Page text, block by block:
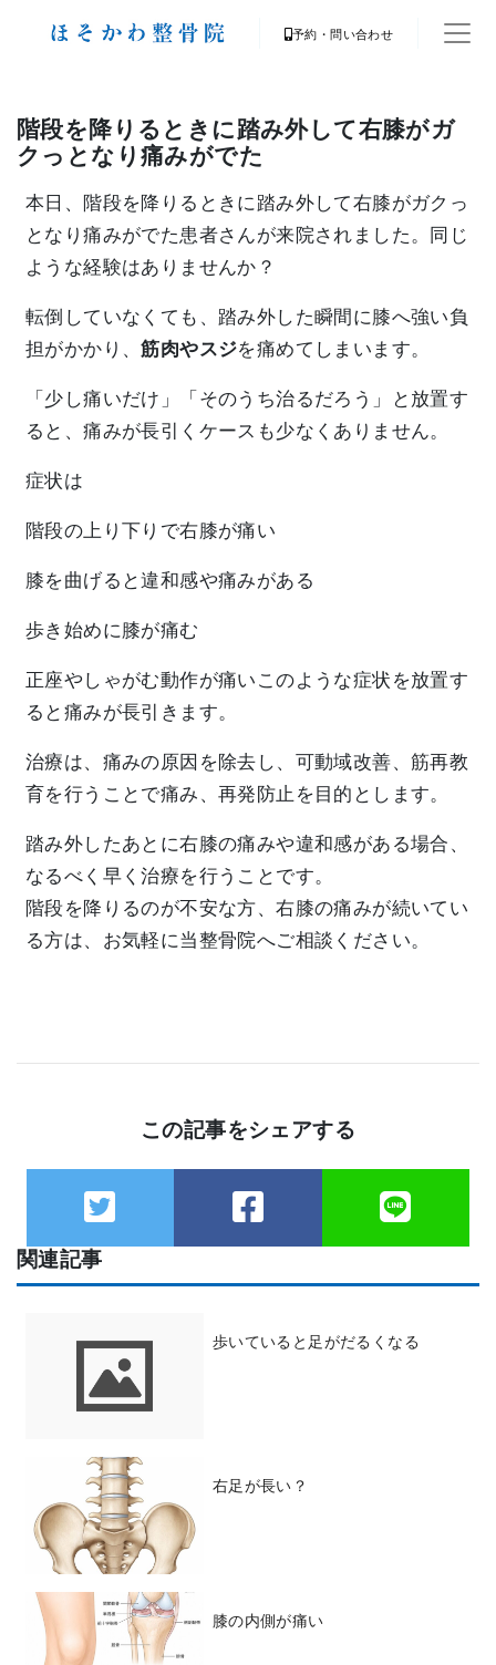
予約・問い合わせ
階段を降りるときに踏み外して右膝がガ
クっとなり痛みがでた
本日、階段を降りるときに踏み外して右膝がガクっ
となり痛みがでた患者さんが来院されました。同じ
ような経験はありませんか？
転倒していなくても、踏み外した瞬間に膝へ強い負
担がかかり、筋肉やスジを痛めてしまいます。
「少し痛いだけ」「そのうち治るだろう」と放置す
ると、痛みが長引くケースも少なくありません。
症状は
階段の上り下りで右膝が痛い
膝を曲げると違和感や痛みがある
歩き始めに膝が痛む
正座やしゃがむ動作が痛いこのような症状を放置す
ると痛みが長引きます。
治療は、痛みの原因を除去し、可動域改善、筋再教
育を行うことで痛み、再発防止を目的とします。
踏み外したあとに右膝の痛みや違和感がある場合、
なるべく早く治療を行うことです。
階段を降りるのが不安な方、右膝の痛みが続いてい
る方は、お気軽に当整骨院へご相談ください。
この記事をシェアする
関連記事
歩いていると足がだるくなる
右足が長い？
膝の内側が痛い